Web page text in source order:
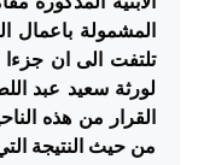
المشمولة باعمال
لورثة سعيد عبد
القرار من هذه
من حيث النتيجة التي